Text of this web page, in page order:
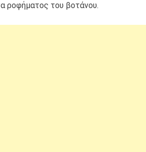
ροφήματος του βοτάνου.